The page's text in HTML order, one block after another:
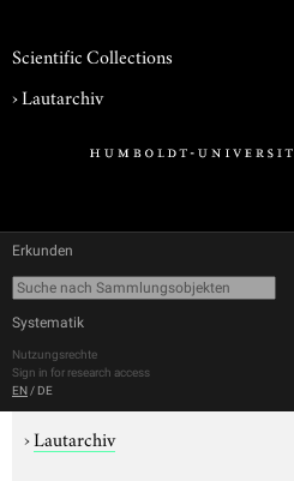
Scientific Collections
›Lautarchiv
Erkunden
Systematik
Nutzungsrechte
Sign in for research access
EN / DE
›Lautarchiv